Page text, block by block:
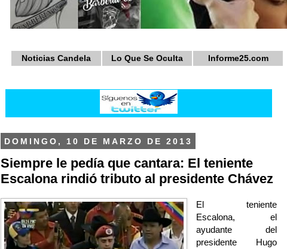
Noticias Candela Lo Que Se Oculta Informe25.com
DOMINGO, 10 DE MARZO DE 2013
Siempre le pedía que cantara: El teniente
Escalona rindió tributo al presidente Chávez
El teniente
Escalona, el
ayudante del
presidente Hugo